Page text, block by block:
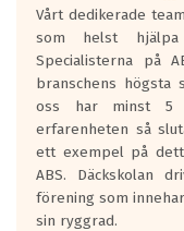
Betygsskalan är satt
den kortaste
längsta.
Inga D eller G
personbilar och
Betyget sätts efter
skall bromsa in på
0.5-1.5 mm vatten.
I 80km/h kommer
Vårt dedikerade
som helst hjälpa
Specialisterna på
branschens högsta
oss har minst 5
erfarenheten så
ett exempel på
ABS. Däckskolan
förening som
sin ryggrad.